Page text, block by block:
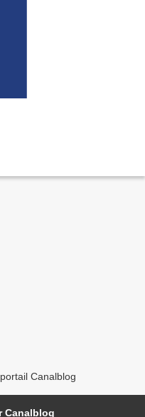
Canalblog
Canalblog